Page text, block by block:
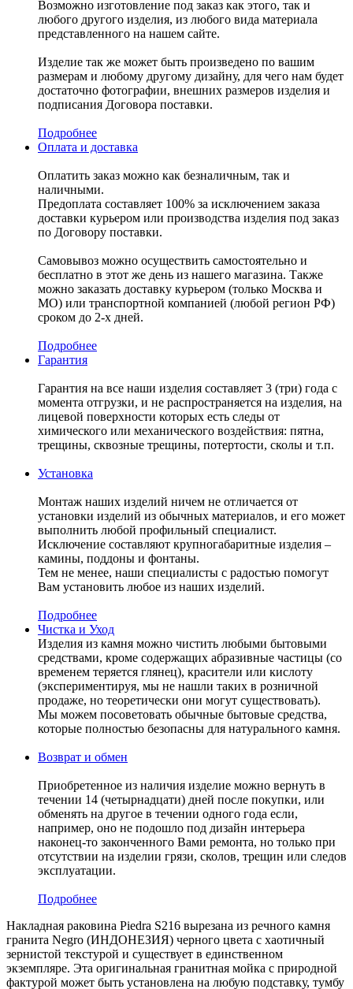
Возможно изготовление под заказ как этого, так и
любого другого изделия, из любого вида материала
представленного на нашем сайте.
Изделие так же может быть произведено по вашим
размерам и любому другому дизайну, для чего нам будет
достаточно фотографии, внешних размеров изделия и
подписания Договора поставки.
Подробнее
Оплата и доставка
Оплатить заказ можно как безналичным, так и
наличными.
Предоплата составляет 100% за исключением заказа
доставки курьером или производства изделия под заказ
по Договору поставки.
Самовывоз можно осуществить самостоятельно и
бесплатно в этот же день из нашего магазина. Также
можно заказать доставку курьером (только Москва и
МО) или транспортной компанией (любой регион РФ)
сроком до 2-х дней.
Подробнее
Гарантия
Гарантия на все наши изделия составляет 3 (три) года с
момента отгрузки, и не распространяется на изделия, на
лицевой поверхности которых есть следы от
химического или механического воздействия: пятна,
трещины, сквозные трещины, потертости, сколы и т.п.
Установка
Монтаж наших изделий ничем не отличается от
установки изделий из обычных материалов, и его может
выполнить любой профильный специалист.
Исключение составляют крупногабаритные изделия –
камины, поддоны и фонтаны.
Тем не менее, наши специалисты с радостью помогут
Вам установить любое из наших изделий.
Подробнее
Чистка и Уход
Изделия из камня можно чистить любыми бытовыми
средствами, кроме содержащих абразивные частицы (со
временем теряется глянец), красители или кислоту
(экспериментируя, мы не нашли таких в розничной
продаже, но теоретически они могут существовать).
Мы можем посоветовать обычные бытовые средства,
которые полностью безопасны для натурального камня.
Возврат и обмен
Приобретенное из наличия изделие можно вернуть в
течении 14 (четырнадцати) дней после покупки, или
обменять на другое в течении одного года если,
например, оно не подошло под дизайн интерьера
наконец-то законченного Вами ремонта, но только при
отсутствии на изделии грязи, сколов, трещин или следов
эксплуатации.
Подробнее
Накладная раковина Piedra S216 вырезана из речного камня
гранита Negro (ИНДОНЕЗИЯ) черного цвета c хаотичный
зернистой текстурой и существует в единственном
экземпляре. Эта оригинальная гранитная мойка с природной
фактурой может быть установлена на любую подставку, тумбу